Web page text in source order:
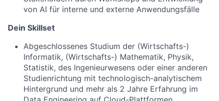
von AI für interne und externe Anwendungsfälle
Dein Skillset
Abgeschlossenes Studium der (Wirtschafts-)
Informatik, (Wirtschafts-) Mathematik, Physik,
Statistik, des Ingenieurwesens oder einer anderen
Studienrichtung mit technologisch-analytischem
Hintergrund und mehr als 2 Jahre Erfahrung im